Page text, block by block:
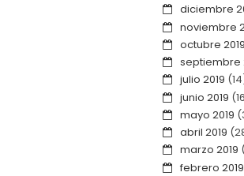
diciembre
noviembre
octubre 2019
septiembre
julio 2019
junio 2019
mayo 2019
abril 2019
marzo 2019
febrero 2019